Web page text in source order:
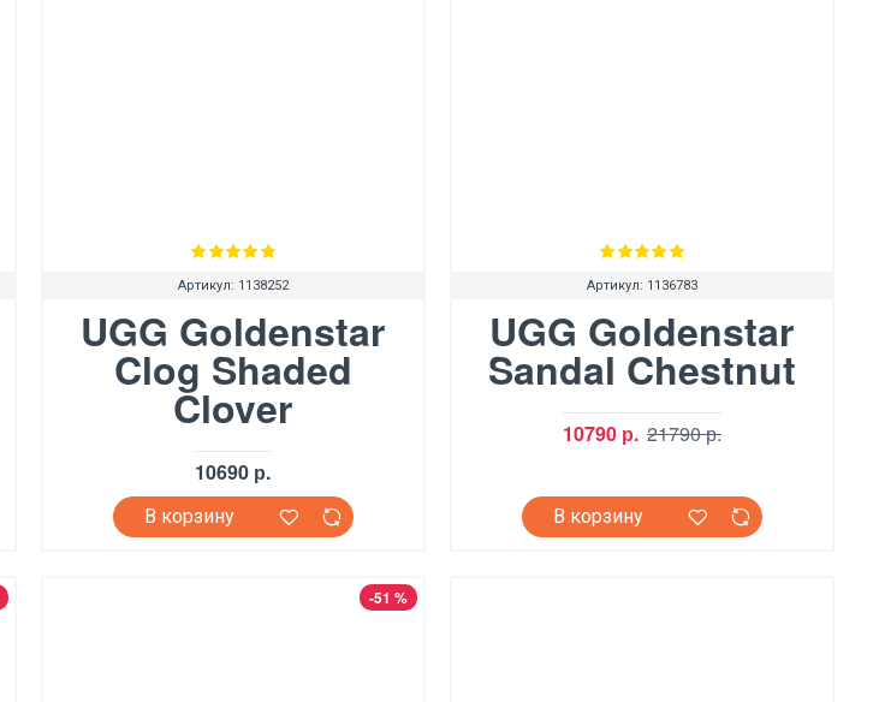
Артикул: 1138252
UGG Goldenstar
Clog Shaded
Clover
10690 р.
В корзину
Артикул: 1136783
UGG Goldenstar
Sandal Chestnut
10790 р. 21790 р.
В корзину
-51 %